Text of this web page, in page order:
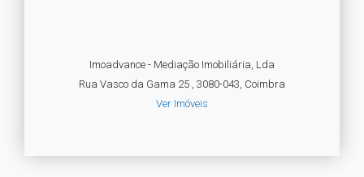
Imoadvance - Mediação Imobiliária, Lda
Rua Vasco da Gama 25 , 3080-043, Coimbra
Ver Imóveis